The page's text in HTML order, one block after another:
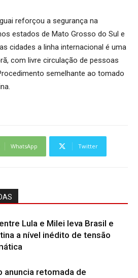
reforçou a segurança na
estados de Mato Grosso do Sul e
cidades a linha internacional é uma
com livre circulação de pessoas
semelhante ao tomado
WhatsApp Twitter
Lula e Milei leva Brasil e
a nível inédito de tensão
anuncia retomada de